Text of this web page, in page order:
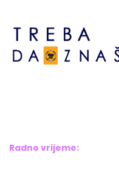
Radno vrijeme: